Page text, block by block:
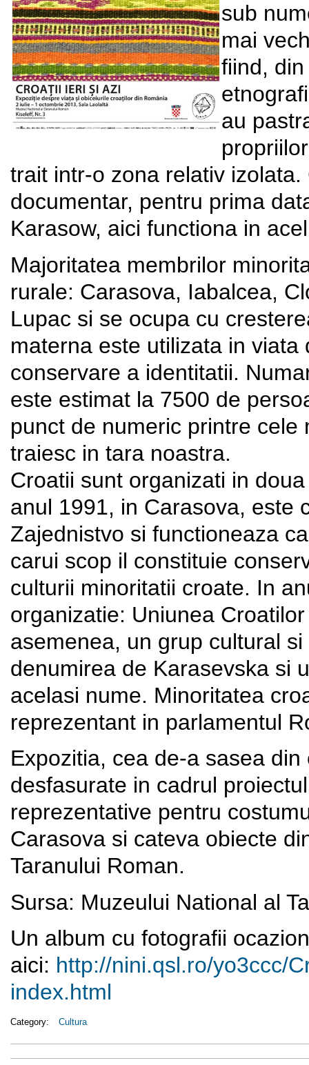
sub
mai
fiind,
au
trait intr-o zona relativ
documentar, pentru prima
Karasow, aici functiona in
Majoritatea membrilor
rurale: Carasova, Iabalcea,
Lupac si se ocupa cu
materna este utilizata in
conservare a identitatii.
este estimat la 7500 de
punct de numeric printre
traiesc in tara noastra.
Croatii sunt organizati in
anul 1991, in Carasova, este
Zajednistvo si functioneaza
carui scop il constituie
culturii minoritatii croate. In
organizatie: Uniunea
asemenea, un grup cultural
denumirea de Karasevska si
acelasi nume. Minoritatea
reprezentant in parlamentul
Expozitia, cea de-a sasea
desfasurate in cadrul
reprezentative pentru
Carasova si cateva obiecte
Taranului Roman.
Sursa: Muzeului National al
Un album cu fotografii
aici: http://nini.qsl.ro/yo3ccc/
index.html
Category: Cultura